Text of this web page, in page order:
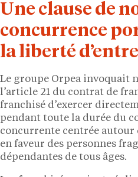
Une clause de
concurrence
la liberté
Le groupe Orpea invoquait
l’article 21 du contrat de
franchisé d’exercer
pendant toute la durée du
concurrente centrée
en faveur des personnes
dépendantes de tous âges.